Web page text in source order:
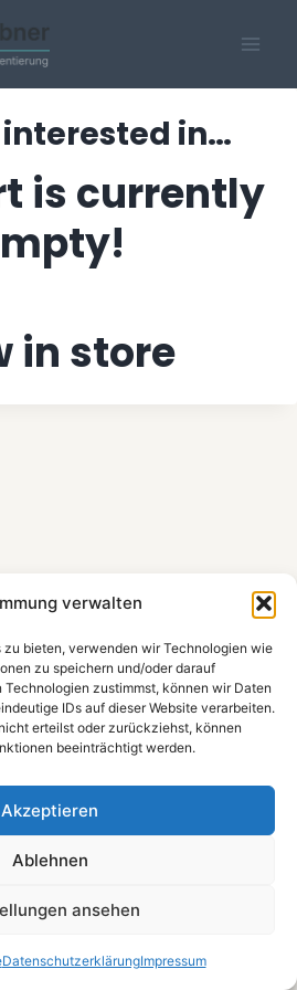
verwalten
zu bieten, verwenden wir Technologien wie
zu speichern und/oder darauf
Technologien zustimmst, können wir Daten
IDs auf dieser Website verarbeiten.
erteilst oder zurückziehst, können
beeinträchtigt werden.
Akzeptieren
Ablehnen
ansehen
DatenschutzerklärungImpressum
in…
is currently
in store